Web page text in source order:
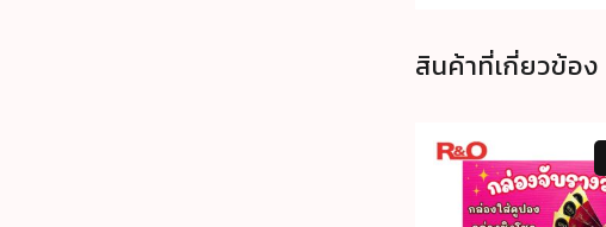
สินค้าที่เกี่ยวข้อง